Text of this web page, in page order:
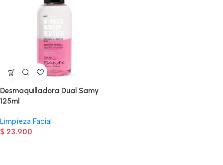
Desmaquilladora Dual Samy
125ml
Limpieza Facial
$ 23.900